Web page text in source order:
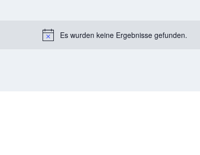
Notice
Es wurden keine Ergebnisse gefunden.